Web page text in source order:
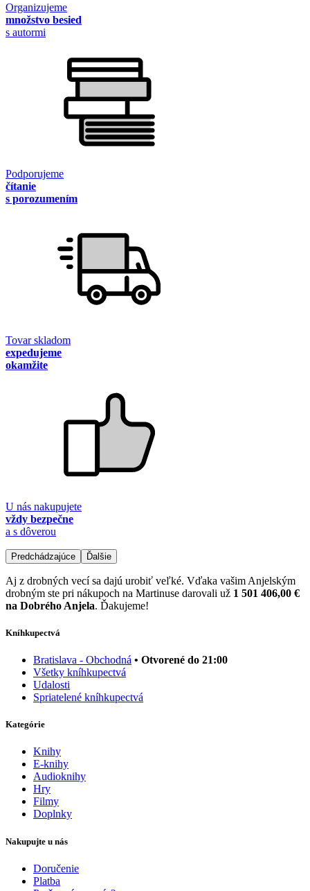
Organizujeme
množstvo besied
s autormi
Podporujeme
čítanie
s porozumením
Tovar skladom
expedujeme
okamžite
U nás nakupujete
vždy bezpečne
a s dôverou
Predchádzajúce Ďalšie
Aj z drobných vecí sa dajú urobiť veľké. Vďaka vašim Anjelským
drobným ste pri nákupoch na Martinuse darovali už 1 501 406,00 €
na Dobrého Anjela. Ďakujeme!
Kníhkupectvá
Bratislava - Obchodná • Otvorené do 21:00
Všetky kníhkupectvá
Udalosti
Spriatelené kníhkupectvá
Kategórie
Knihy
E-knihy
Audioknihy
Hry
Filmy
Doplnky
Nakupujte u nás
Doručenie
Platba